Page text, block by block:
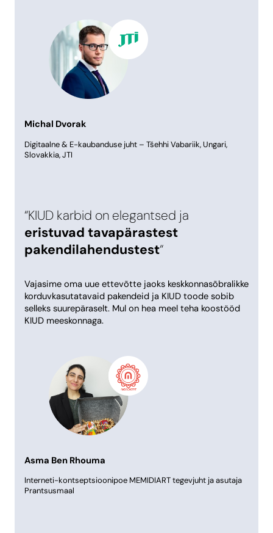
Michal Dvorak
Digitaalne & E-kaubanduse juht – Tšehhi Vabariik, Ungari,
Slovakkia, JTI
“KIUD karbid on elegantsed ja
eristuvad tavapärastest
pakendilahendustest“
Vajasime oma uue ettevõtte jaoks keskkonnasõbralikke
korduvkasutatavaid pakendeid ja KIUD toode sobib
selleks suurepäraselt. Mul on hea meel teha koostööd
KIUD meeskonnaga.
Asma Ben Rhouma
Interneti-kontseptsioonipoe MEMIDIART tegevjuht ja asutaja
Prantsusmaal